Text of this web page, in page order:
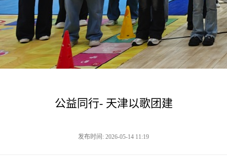
公益同行- 天津以歌团建
发布时间: 2026-05-14 11:19